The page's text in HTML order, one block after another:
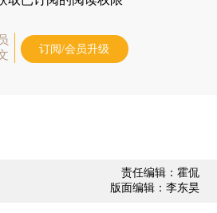
订阅/会员升级
责任编辑：霍侃
版面编辑：李东昊